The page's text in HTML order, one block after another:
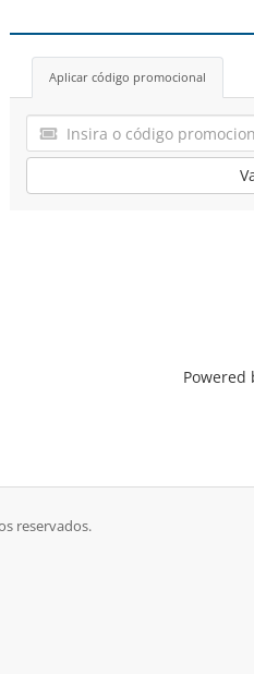
Aplicar código promocional
Powered
reservados.